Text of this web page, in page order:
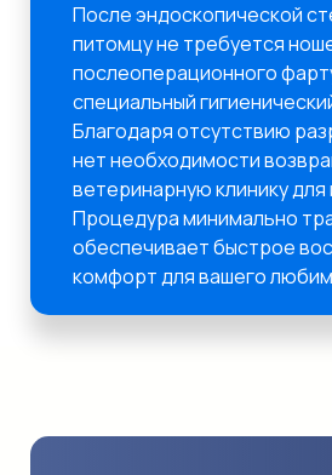
После эндоскопической
питомцу не требуется
послеоперационного
специальный
Благодаря отсутствию
нет необходимости
ветеринарную клинику для
Процедура минимально
обеспечивает быстрое
комфорт для вашего